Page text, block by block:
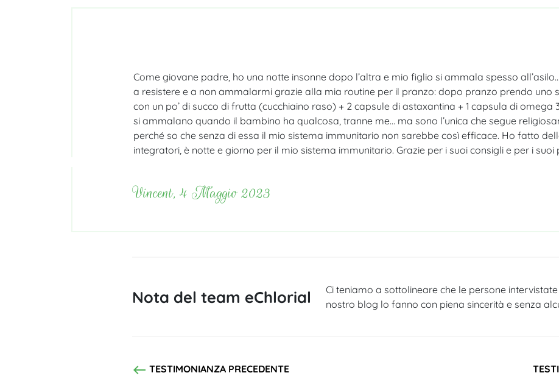
Come giovane padre, ho una notte insonne dopo l’altra e mio figlio si ammala spesso
a resistere e a non ammalarmi grazie alla mia routine per il pranzo: dopo pranzo prendo uno
con un po’ di succo di frutta (cucchiaino raso) + 2 capsule di astaxantina + 1 capsula di omega
si ammalano quando il bambino ha qualcosa, tranne me… ma sono l’unica che segue
perché so che senza di essa il mio sistema immunitario non sarebbe così efficace. Ho fatto
integratori, è notte e giorno per il mio sistema immunitario. Grazie per i suoi consigli e per i suoi
Vincent, 4 Maggio 2023
Nota del team eChlorial
Ci teniamo a sottolineare che le persone
nostro blog lo fanno con piena sincerità e senza
west TESTIMONIANZA PRECEDENTE